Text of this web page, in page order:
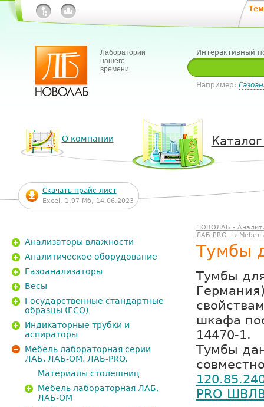
Лаборатории
нашего
времени
Интерактивный
Например:
О компании
Скачать прайс-лист
Excel, 1,97 Мб, 14.06.2023
НОВОЛАБ -
ЛАБ-PRO. →
Тумбы
Тумбы
шкафа
14470-1.
Тумбы
PRO
Анализаторы влажности
Аналитическое оборудование
Газоанализаторы
Весы
Государственные стандартные
образцы (ГСО)
Индикаторные трубки и
аспираторы
Мебель лабораторная серии
ЛАБ, ЛАБ-ОМ, ЛАБ-PRO.
Материалы столешниц
Мебель лабораторная ЛАБ,
ЛАБ-ОМ